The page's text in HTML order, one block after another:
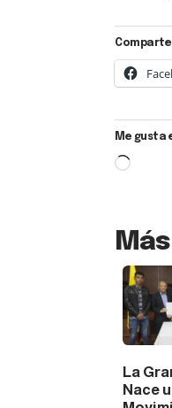
Me gusta
La
Nace